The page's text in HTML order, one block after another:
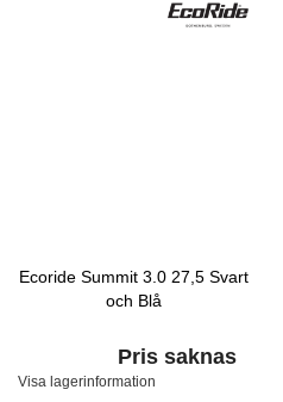
Ecoride Summit 3.0 27,5 Svart
och Blå
Pris saknas
Visa lagerinformation